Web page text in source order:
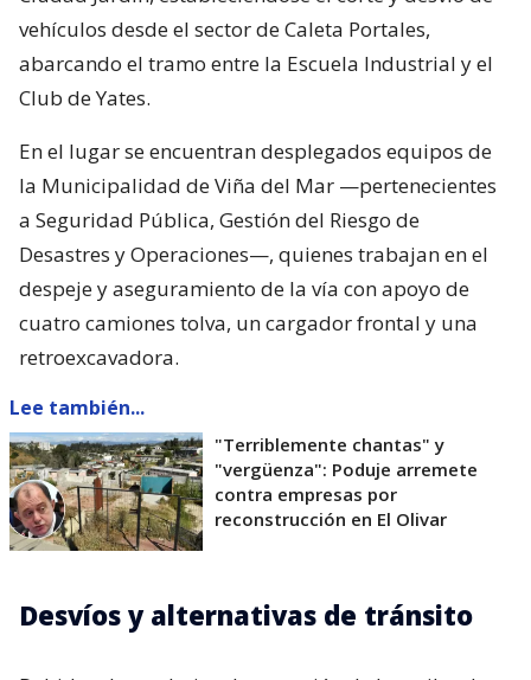
vehículos desde el sector de Caleta Portales,
abarcando el tramo entre la Escuela Industrial y el
Club de Yates.
En el lugar se encuentran desplegados equipos de
la Municipalidad de Viña del Mar —pertenecientes
a Seguridad Pública, Gestión del Riesgo de
Desastres y Operaciones—, quienes trabajan en el
despeje y aseguramiento de la vía con apoyo de
cuatro camiones tolva, un cargador frontal y una
retroexcavadora.
Lee también...
"Terriblemente chantas" y
"vergüenza": Poduje arremete
contra empresas por
reconstrucción en El Olivar
Desvíos y alternativas de tránsito